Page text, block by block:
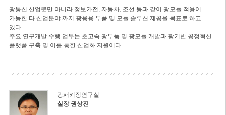
광통신 산업뿐만 아니라 정보가전, 자동차, 조선 등과 같이 광모듈 적용이
가능한 타 산업분야 까지 광응용 부품 및 모듈 솔루션 제공을 목표로 하고
있다.
주요 연구개발 수행 업무는 초고속 광부품 및 광모듈 개발과 광기반 공정혁신
플랫폼 구축 및 이를 통한 산업화 지원이다.
광패키징연구실
실장 권상진